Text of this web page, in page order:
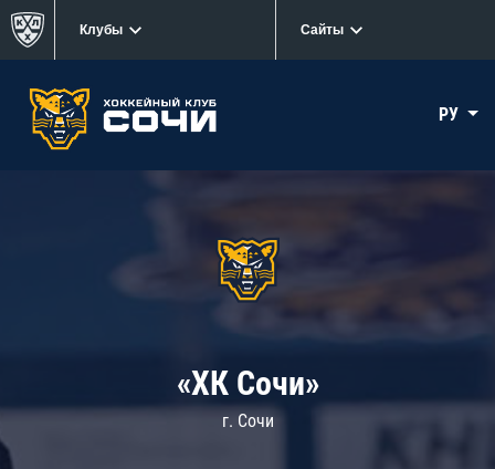
Клубы Сайты
РУ
«ХК Сочи»
г. Сочи